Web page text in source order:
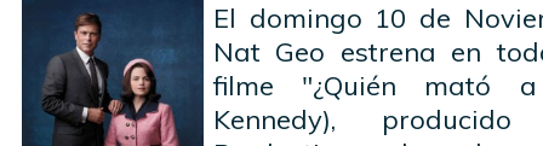
El domingo 10 de
Nat Geo estrena en
filme "¿Quién mató a
Kennedy),